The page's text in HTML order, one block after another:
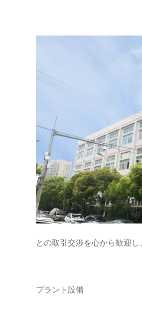
との取引交渉を心から歓迎し
プラント設備